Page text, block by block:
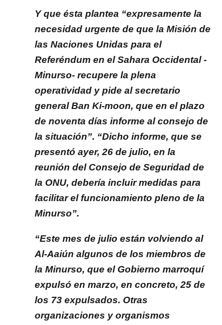
Y que ésta plantea “expresamente la
necesidad urgente de que la Misión de
las Naciones Unidas para el
Referéndum en el Sahara Occidental -
Minurso- recupere la plena
operatividad y pide al secretario
general Ban Ki-moon, que en el plazo
de noventa días informe al consejo de
la situación”. “Dicho informe, que se
presentó ayer, 26 de julio, en la
reunión del Consejo de Seguridad de
la ONU, debería incluir medidas para
facilitar el funcionamiento pleno de la
Minurso”.
“Este mes de julio están volviendo al
Al-Aaiún algunos de los miembros de
la Minurso, que el Gobierno marroquí
expulsó en marzo, en concreto, 25 de
los 73 expulsados. Otras
organizaciones y organismos